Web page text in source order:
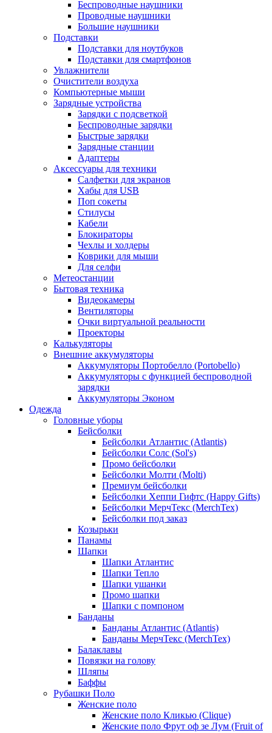
Беспроводные наушники
Проводные наушники
Большие наушники
Подставки
Подставки для ноутбуков
Подставки для смартфонов
Увлажнители
Очистители воздуха
Компьютерные мыши
Зарядные устройства
Зарядки с подсветкой
Беспроводные зарядки
Быстрые зарядки
Зарядные станции
Адаптеры
Аксессуары для техники
Салфетки для экранов
Хабы для USB
Поп сокеты
Стилусы
Кабели
Блокираторы
Чехлы и холдеры
Коврики для мыши
Для селфи
Метеостанции
Бытовая техника
Видеокамеры
Вентиляторы
Очки виртуальной реальности
Проекторы
Калькуляторы
Внешние аккумуляторы
Аккумуляторы Портобелло (Portobello)
Аккумуляторы с функцией беспроводной
зарядки
Аккумуляторы Эконом
Одежда
Головные уборы
Бейсболки
Бейсболки Атлантис (Atlantis)
Бейсболки Солс (Sol's)
Промо бейсболки
Бейсболки Молти (Molti)
Премиум бейсболки
Бейсболки Хеппи Гифтс (Happy Gifts)
Бейсболки МерчТекс (MerchTex)
Бейсболки под заказ
Козырьки
Панамы
Шапки
Шапки Атлантис
Шапки Тепло
Шапки ушанки
Промо шапки
Шапки с помпоном
Банданы
Банданы Атлантис (Atlantis)
Банданы МерчТекс (MerchTex)
Балаклавы
Повязки на голову
Шляпы
Баффы
Рубашки Поло
Женские поло
Женские поло Кликью (Clique)
Женские поло Фрут оф зе Лум (Fruit of